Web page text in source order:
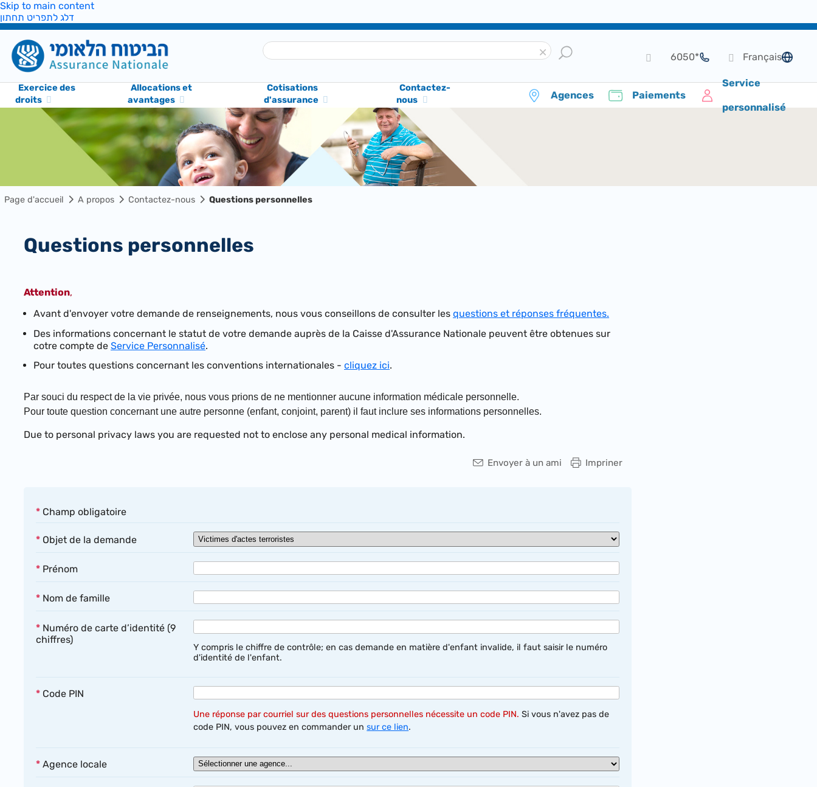
Skip to main content
דלג לתפריט תחתון
de langue
Français
*6050
Exercice des
droits
Allocations et
avantages
Cotisations
d'assurance
Contactez-
nous
Agences Paiements
Service
personnalisé
Page d'accueil A propos Contactez-nous Questions personnelles
Questions personnelles
Attention,
Avant d'envoyer votre demande de renseignements, nous vous conseillons de consulter les questions et réponses fréquentes.
Des informations concernant le statut de votre demande auprès de la Caisse d'Assurance Nationale peuvent être obtenues sur
cotre compte de Service Personnalisé.
Pour toutes questions concernant les conventions internationales - cliquez ici.
Par souci du respect de la vie privée, nous vous prions de ne mentionner aucune information médicale personnelle.
Pour toute question concernant une autre personne (enfant, conjoint, parent) il faut inclure ses informations personnelles.
Impriner
Envoyer à un ami
Due to personal privacy laws you are requested not to enclose any personal medical information.
* Champ obligatoire
* Objet de la demande
* Prénom
* Nom de famille
* Numéro de carte d’identité (9
chiffres)
Y compris le chiffre de contrôle; en cas demande en matière d'enfant invalide, il faut saisir le numéro
d'identité de l'enfant.
* Code PIN
Une réponse par courriel sur des questions personnelles nécessite un code PIN. Si vous n'avez pas de
code PIN, vous pouvez en commander unsur ce lien.
* Agence locale